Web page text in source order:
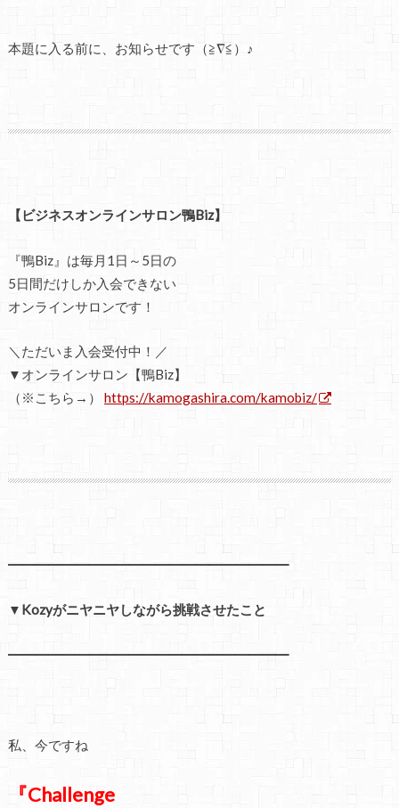
本題に入る前に、お知らせです（≧∇≦）♪
【ビジネスオンラインサロン鴨Biz】
『鴨Biz』は毎月1日～5日の
5日間だけしか入会できない
オンラインサロンです！
＼ただいま入会受付中！／
▼オンラインサロン【鴨Biz】
（※こちら→） https://kamogashira.com/kamobiz/
━━━━━━━━━━━━━━━━━━━━━
▼Kozyがニヤニヤしながら挑戦させたこと
━━━━━━━━━━━━━━━━━━━━━
私、今ですね
『Challenge